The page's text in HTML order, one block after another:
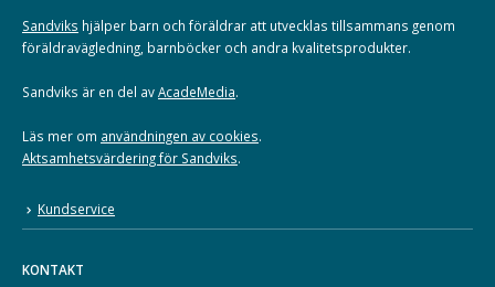
Sandviks hjälper barn och föräldrar att utvecklas tillsammans genom
föräldravägledning, barnböcker och andra kvalitetsprodukter.
Sandviks är en del avAcadeMedia.
Läs mer om användningen av cookies.
Aktsamhetsvärdering för Sandviks.
Kundservice
KONTAKT